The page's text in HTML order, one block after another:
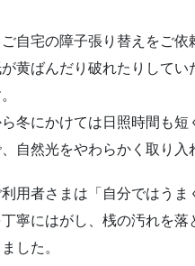
自宅の障子張り替えをご依
黄ばんだり破れたりしてい
冬にかけては日照時間も
自然光をやわらかく取り入
用者さまは「自分ではうま
寧にはがし、桟の汚れを
した。